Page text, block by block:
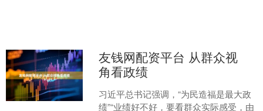
友钱网配资平台 从群众视
角看政绩
习近平总书记强调，“为民造福是最大政
绩”“业绩好不好，要看群众实际感受，由